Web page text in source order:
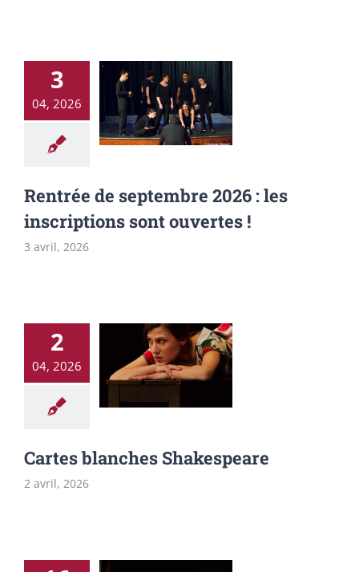
3
04, 2026
Rentrée de
septembre 2026
: les inscriptions
Rentrée de septembre 2026 : les
inscriptions sont ouvertes !
3 avril, 2026
2
04, 2026
Cartes blanches
Cartes blanches Shakespeare
2 avril, 2026